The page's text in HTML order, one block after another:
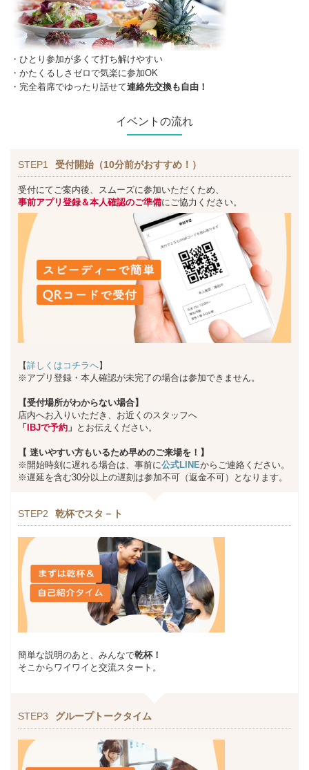
・ひとり参加が多くて打ち解けやすい
・かたくるしさゼロで気楽に参加OK
・完全着席でゆったり話せて連絡先交換も自由！
イベントの流れ
STEP1 受付開始（10分前がおすすめ！）
受付にてご案内後、スムーズに参加いただくため、
事前アプリ登録＆本人確認のご準備にご協力ください。
【詳しくはコチラへ】
※アプリ登録・本人確認が未完了の場合は参加できません。
【受付場所がわからない場合】
店内へお入りいただき、お近くのスタッフへ
「IBJで予約 」 とお伝えください。
【 迷いやすい方もいるため早めのご来場を！】
※開始時刻に遅れる場合は、事前に公式LINEからご連絡ください。
※遅延を含む30分以上の遅刻は参加不可（返金不可）となります。
STEP2 乾杯でスタ－ト
簡単な説明のあと、みんなで乾杯！
そこからワイワイと交流スタート。
STEP3 グループトークタイム